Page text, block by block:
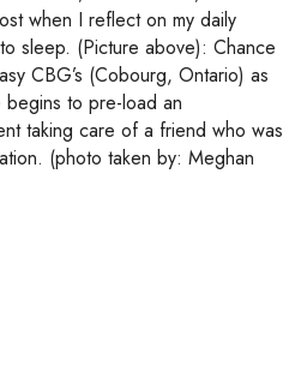
when I reflect on my daily
sleep. (Picture above): Chance
CBG’s (Cobourg, Ontario) as
begins to pre-load an
taking care of a friend who was
(photo taken by: Meghan